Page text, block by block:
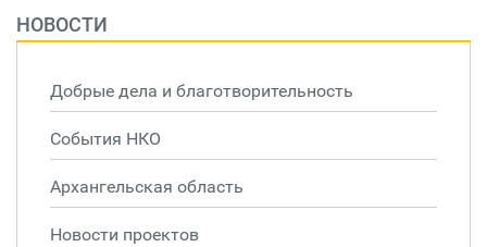
НОВОСТИ
Добрые дела и благотворительность
События НКО
Архангельская область
Новости проектов